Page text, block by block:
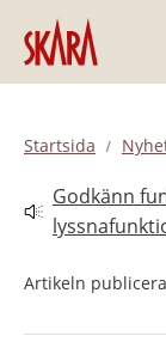
Hoppa till innehåll
Startsida
Godkänn
Länk till annan
Artikeln